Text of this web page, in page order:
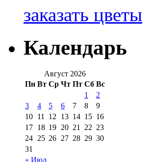
заказать цветы
Календарь
Август 2026
Пн Вт Ср Чт Пт Сб Вс
« Июл
1
2
3
4 5 6 7 8
9
10 11 12 13 14 15 16
17 18 19 20 21 22 23
24 25 26 27 28 29 30
31